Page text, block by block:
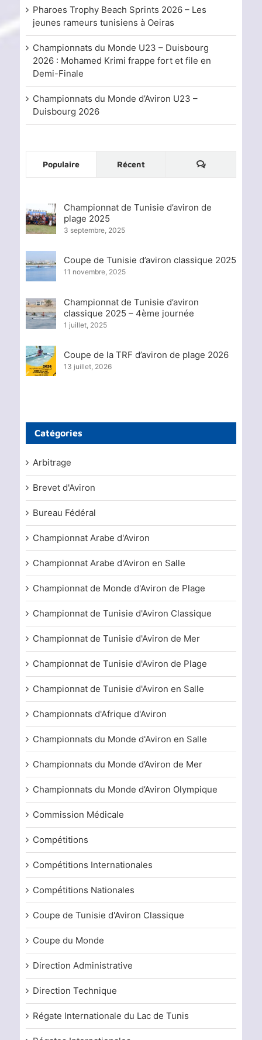
Pharoes Trophy Beach Sprints 2026 – Les
jeunes rameurs tunisiens à Oeiras
Championnats du Monde U23 – Duisbourg
2026 : Mohamed Krimi frappe fort et file en
Demi-Finale
Championnats du Monde d’Aviron U23 –
Duisbourg 2026
Populaire Récent
Championnat de Tunisie d’aviron de
plage 2025
3 septembre, 2025
Coupe de Tunisie d’aviron classique 2025
11 novembre, 2025
Championnat de Tunisie d’aviron
classique 2025 – 4ème journée
1 juillet, 2025
Coupe de la TRF d’aviron de plage 2026
13 juillet, 2026
Catégories
Arbitrage
Brevet d'Aviron
Bureau Fédéral
Championnat Arabe d'Aviron
Championnat Arabe d'Aviron en Salle
Championnat de Monde d'Aviron de Plage
Championnat de Tunisie d'Aviron Classique
Championnat de Tunisie d'Aviron de Mer
Championnat de Tunisie d'Aviron de Plage
Championnat de Tunisie d'Aviron en Salle
Championnats d'Afrique d'Aviron
Championnats du Monde d'Aviron en Salle
Championnats du Monde d’Aviron de Mer
Championnats du Monde d’Aviron Olympique
Commission Médicale
Compétitions
Compétitions Internationales
Compétitions Nationales
Coupe de Tunisie d'Aviron Classique
Coupe du Monde
Direction Administrative
Direction Technique
Régate Internationale du Lac de Tunis